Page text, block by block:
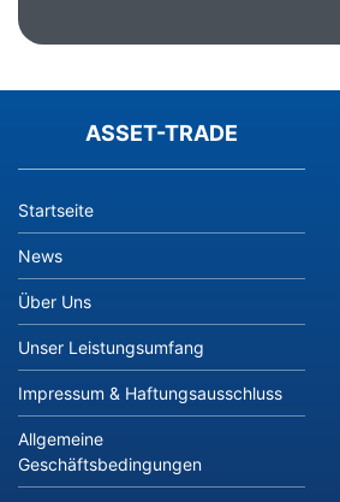
ASSET-TRADE
Startseite
News
Über Uns
Unser Leistungsumfang
Impressum & Haftungsausschluss
Allgemeine
Geschäftsbedingungen